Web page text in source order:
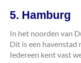
5. Hamburg
In het noorden van
Dit is een havenstad
Iedereen kent vast